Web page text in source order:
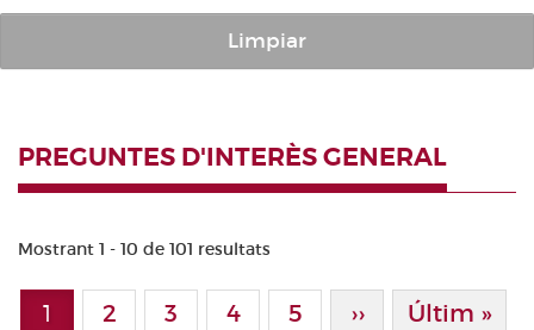
Limpiar
PREGUNTES D'INTERÈS GENERAL
Mostrant 1 - 10 de 101 resultats
Paginació
Pàgina actual
1 Page
2 Page
3 Page
4 Page
5 Pàgina
›› Última
Últim »